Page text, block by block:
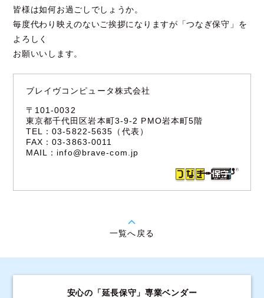
皆様は如何お過ごしでしょうか。
毎度代わり映えのないご挨拶になりますが「つなぎ保守」を
よろしく
お願いいします。
ブレイヴコンピュータ株式会社
〒101-0032
東京都千代田区岩本町3-9-2 PMO岩本町5階
TEL：03-5822-5635（代表）
FAX：03-3863-0011
MAIL： info@brave-com.jp
一覧へ戻る
安心の「延長保守」専業ベンダー